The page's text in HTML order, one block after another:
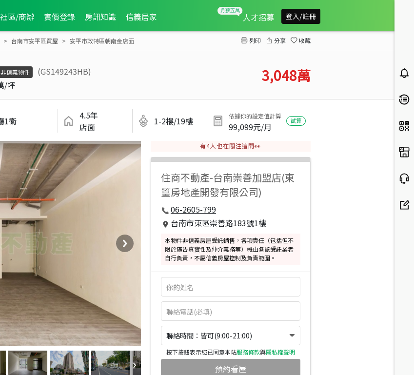
社區/商辦 實價登錄 房訊知識 信義居家 人才招募 登入/註冊
台南市安平區買屋 安平市政特區朝南金店面 列印 分享 收藏
非信義物件
(GS149243HB)
/坪 3,048萬
1衛
4.5年
店面
1-2樓/19樓 依據你的設定值計算
99,099元/月
試算
有4人也在關注這間👀
住商不動產-台南崇善加盟店(東
篁房地產開發有限公司)
06-2605-799
台南市東區崇善路183號1樓
本物件非信義房屋受託銷售，各項責任（包括但不
限於廣告真實性及仲介義務等）概由各該受託業者
自行負責，不屬信義房屋控制及負責範圍。
聯絡時間：皆可(9:00-21:00)
按下按鈕表示您已同意本站服務條款與隱私權聲明
預約看屋